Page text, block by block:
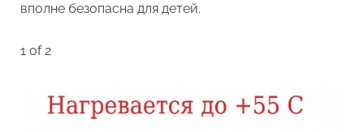
вполне безопасна для детей.
1 of 2